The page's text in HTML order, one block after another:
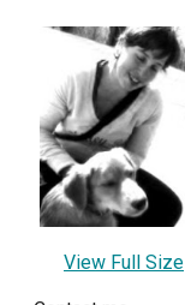
View Full Size